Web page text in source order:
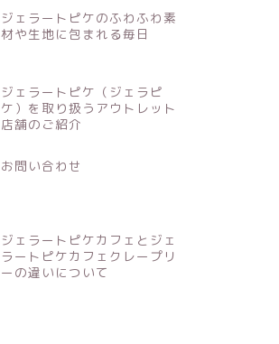
ジェラートピケのふわふわ素
材や生地に包まれる毎日
ジェラートピケ（ジェラピ
ケ）を取り扱うアウトレット
店舗のご紹介
お問い合わせ
ジェラートピケカフェとジェ
ラートピケカフェクレープリ
ーの違いについて